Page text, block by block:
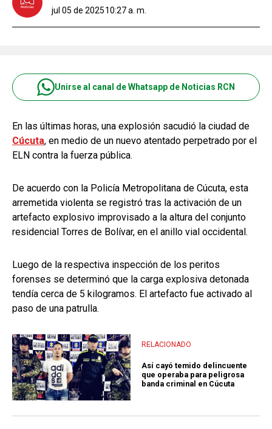
jul 05 de 202510:27 a. m.
Unirse al canal de Whatsapp de Noticias RCN
En las últimas horas, una explosión sacudió la ciudad de
Cúcuta, en medio de un nuevo atentado perpetrado por el
ELN contra la fuerza pública.
De acuerdo con la Policía Metropolitana de Cúcuta, esta
arremetida violenta se registró tras la activación de un
artefacto explosivo improvisado a la altura del conjunto
residencial Torres de Bolívar, en el anillo vial occidental.
Luego de la respectiva inspección de los peritos
forenses se determinó que la carga explosiva detonada
tendía cerca de 5 kilogramos. El artefacto fue activado al
paso de una patrulla.
RELACIONADO
Así cayó temido delincuente
que operaba para peligrosa
banda criminal en Cúcuta